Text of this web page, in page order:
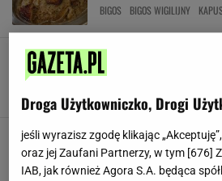
BIGOS BIGOS WIGILIJNY
Polacy robią to źle od
powinno się gotować
Gotuję cały gar i
mam spokój. Potem
BIGOS PORADY PRZEPISY
Droga Użytkowniczko, Drogi
jeśli wyrazisz zgodę klikając
oraz jej Zaufani Partnerzy, w tym [676]
IAB, jak również Agora S.A. będąca